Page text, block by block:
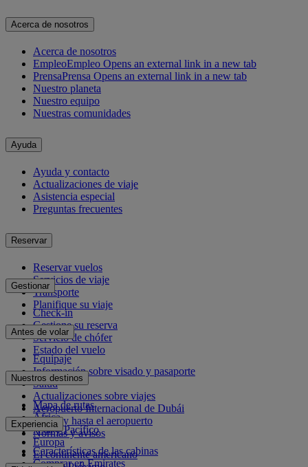
Acerca de nosotros
Acerca de nosotros
EmpleoEmpleo Opens an external link in a new tab
PrensaPrensa Opens an external link in a new tab
Nuestro planeta
Nuestro equipo
Nuestras comunidades
Ayuda
Ayuda y contacto
Actualizaciones de viaje
Asistencia especial
Preguntas frecuentes
Reservar
Reservar vuelos
Servicios de viaje
Transporte
Planifique su viaje
Gestionar
Check-in
Gestione su reserva
Servicio de chófer
Estado del vuelo
Antes de volar
Equipaje
Información sobre visado y pasaporte
Salud
Actualizaciones sobre viajes
Aeropuerto Internacional de Dubái
Desde y hasta el aeropuerto
Normas y avisos
Nuestros destinos
Mapa de rutas
África
Asia y Pacífico
Europa
El continente americano
Experiencia
Características de las cabinas
Comprar en Emirates